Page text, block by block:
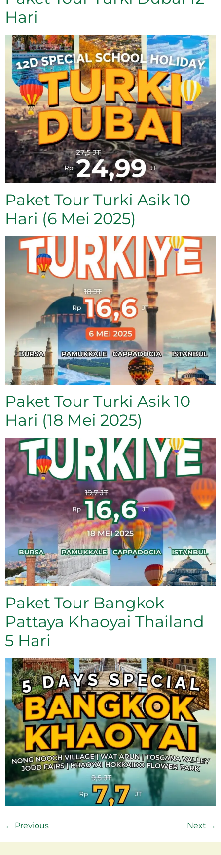
Hari
Paket Tour Turki Asik 10
Hari (6 Mei 2025)
Paket Tour Turki Asik 10
Hari (18 Mei 2025)
Paket Tour Bangkok
Pattaya Khaoyai Thailand
5 Hari
← Previous Next →